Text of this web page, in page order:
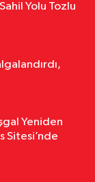
Yolu Tozlu
Yeniden
Sitesi’nde